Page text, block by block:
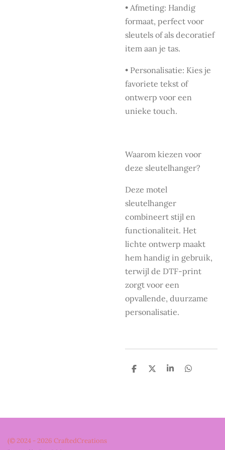
• Afmeting: Handig
formaat, perfect voor
sleutels of als decoratief
item aan je tas.
• Personalisatie: Kies je
favoriete tekst of
ontwerp voor een
unieke touch.
Waarom kiezen voor
deze sleutelhanger?
Deze motel
sleutelhanger
combineert stijl en
functionaliteit. Het
lichte ontwerp maakt
hem handig in gebruik,
terwijl de DTF-print
zorgt voor een
opvallende, duurzame
personalisatie.
D
D
S
D
(© 2024 - 2026 CraftedCreations